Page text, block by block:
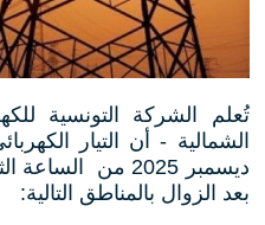
تُعلم الشركة التونسية
ديسمبر 2025 من
بعد الزوال بالمناطق التالية: